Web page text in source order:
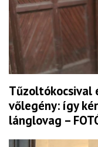
Tűzoltókocsival
vőlegény: így
lánglovag –